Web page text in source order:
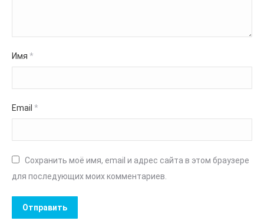
Имя *
Email *
Сохранить моё имя, email и адрес сайта в этом браузере
для последующих моих комментариев.